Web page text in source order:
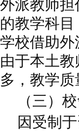
外派教师
的教学科
学校借助
由于本土
多，教学
（三）
因受制